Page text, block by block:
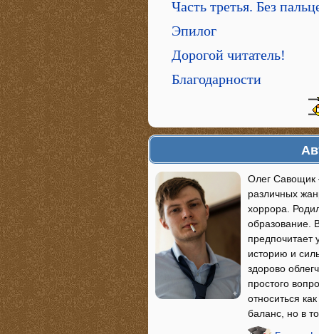
Часть третья. Без
Эпилог
Дорогой читатель!
Благодарности
Олег Савощик
различных
хоррора.
образование.
предпочитает
историю и
здорово
простого
относиться
баланс, но в